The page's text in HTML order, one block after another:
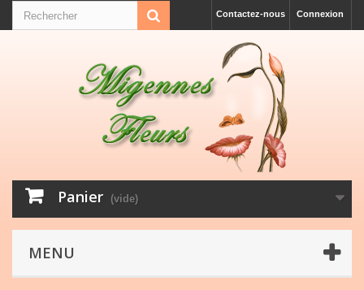
Connexion
Contactez-nous
Panier (vide)
MENU